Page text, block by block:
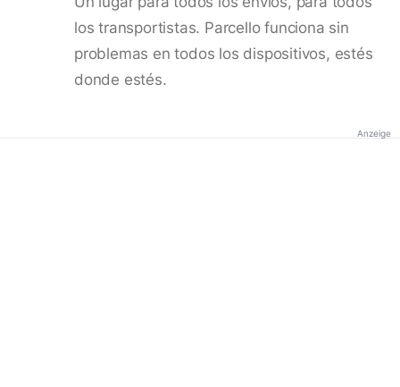
los transportistas. Parcello funciona sin
problemas en todos los dispositivos, estés
donde estés.
Anzeige